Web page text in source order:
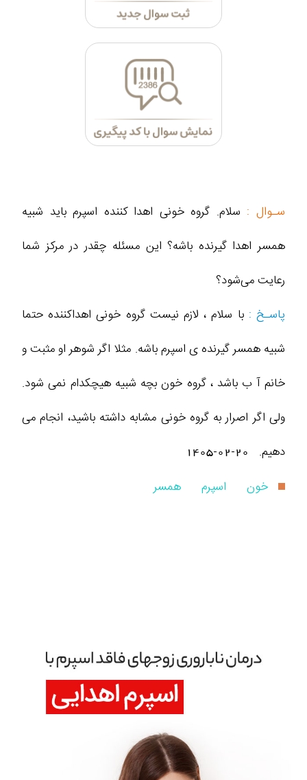
سـوال : سلام. گروه خونی اهدا کننده اسپرم باید شبیه
همسر اهدا گیرنده باشه؟ این مسئله چقدر در مرکز شما
رعایت می‌شود؟
پاسـخ :با سلام ، لازم نیست گروه خونی اهداکننده حتما
شبیه همسر گیرنده ی اسپرم باشه. مثلا اگر شوهر او مثبت و
خانم آ ب باشد ، گروه خون بچه شبیه هیچکدام نمی شود.
ولی اگر اصرار به گروه خونی مشابه داشته باشید، انجام می
دهیم.
1405-02-20
خون
اسپرم همسر